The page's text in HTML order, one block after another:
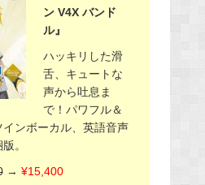
ン V4X バンド
ル』
ハッキリした滑
舌、キュートな
声から吐息ま
で！パワフル＆
ンボーカル、英語音声
。
→ ¥15,400